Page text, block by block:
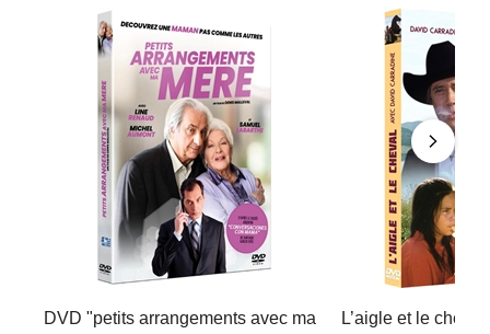
DVD "petits arrangements avec ma
L’aigle et le